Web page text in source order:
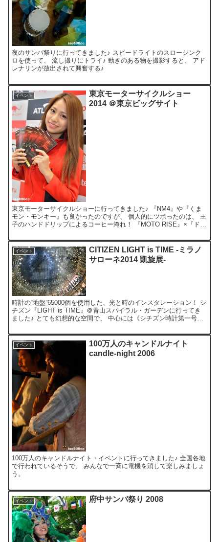
夜のサンバ祭りに行ってきました♪ スピードライトのスローシンク
ロを使って、 流し撮りにトライ♪ 動きのある物を撮影すると、 アド
レナリンが放出されて興奮する♪
イベント
東京モーターサイクルショー
2014 ＠東京ビッグサイト
東京モーターサイクルショーに行ってきました♪ 『NM4』や『くま
モン・モンキー』も良かったのですが、 個人的にツボったのは、 王
子のハンドドリップによるコーヒー淹れ！ 『MOTO RISE』×『ドト
イベント
CITIZEN LIGHT is TIME -ミラノ
サローネ2014 凱旋展-
時計の“地盤”65000個を使用した、光と時のインスタレーション！ シ
チズン『LIGHT is TIME』＠青山スパイラル・ガーデンに行ってき
ました♪ とても幻想的な空間で、 中心には《シチズン時計第一号の
イベント
100万人のキャンドルナイト
candle-night 2006
100万人のキャンドルナイト・イベントに行ってきました♪ 全国各地
で行われているそうで、 みんなで一斉に電機を消して楽しみましょ
う。
イベント 府中サンバ祭り 2008